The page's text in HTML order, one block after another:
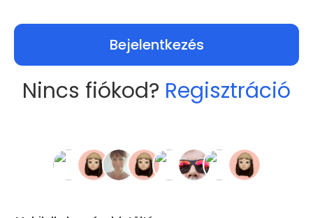
Bejelentkezés
Nincs fiókod? Regisztráció